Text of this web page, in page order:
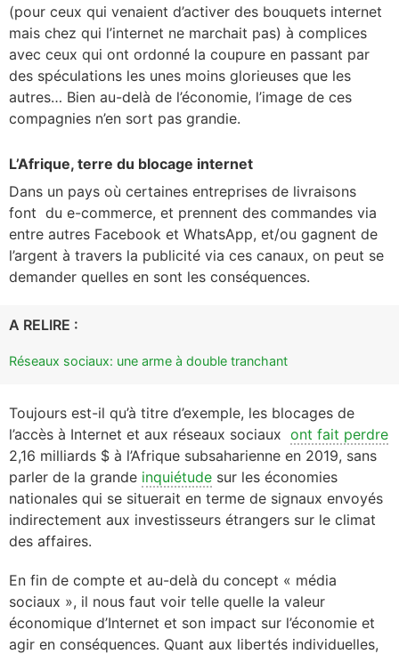
(pour ceux qui venaient d’activer des bouquets internet
mais chez qui l’internet ne marchait pas) à complices
avec ceux qui ont ordonné la coupure en passant par
des spéculations les unes moins glorieuses que les
autres… Bien au-delà de l’économie, l’image de ces
compagnies n’en sort pas grandie.
L’Afrique, terre du blocage internet
Dans un pays où certaines entreprises de livraisons
font du e-commerce, et prennent des commandes via
entre autres Facebook et WhatsApp, et/ou gagnent de
l’argent à travers la publicité via ces canaux, on peut se
demander quelles en sont les conséquences.
A RELIRE :
Réseaux sociaux: une arme à double tranchant
Toujours est-il qu’à titre d’exemple, les blocages de
l’accès à Internet et aux réseaux sociaux ont fait perdre
2,16 milliards $ à l’Afrique subsaharienne en 2019, sans
parler de la grande inquiétude sur les économies
nationales qui se situerait en terme de signaux envoyés
indirectement aux investisseurs étrangers sur le climat
des affaires.
En fin de compte et au-delà du concept « média
sociaux », il nous faut voir telle quelle la valeur
économique d’Internet et son impact sur l’économie et
agir en conséquences. Quant aux libertés individuelles,